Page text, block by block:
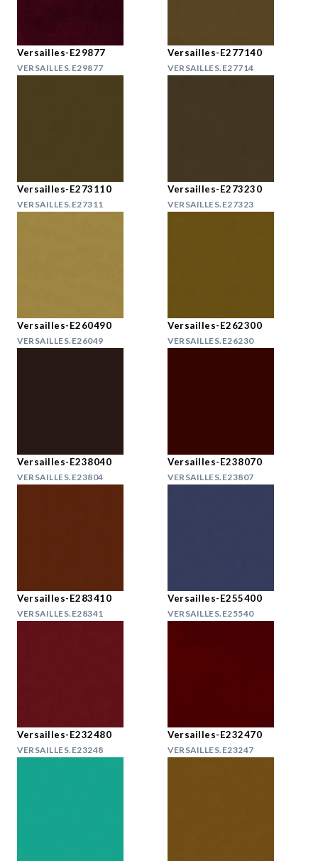
Versailles-E29877
VERSAILLES.E29877
Versailles-E277140
VERSAILLES.E27714
Versailles-E273110
VERSAILLES.E27311
Versailles-E273230
VERSAILLES.E27323
Versailles-E260490
VERSAILLES.E26049
Versailles-E262300
VERSAILLES.E26230
Versailles-E238040
VERSAILLES.E23804
Versailles-E238070
VERSAILLES.E23807
Versailles-E283410
VERSAILLES.E28341
Versailles-E255400
VERSAILLES.E25540
Versailles-E232480
VERSAILLES.E23248
Versailles-E232470
VERSAILLES.E23247